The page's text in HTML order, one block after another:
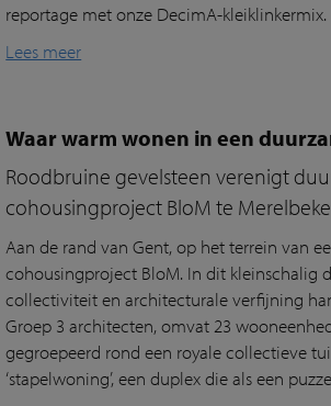
reportage metonze DecimA-kleiklinkermix.
Lees meer
Waar warm wonen in een
Roodbruine gevelsteen verenigt
cohousingproject BloM te Merelbeke
Aan de rand van Gent, op het terrein van
cohousingproject BloM. In dit kleinschalig
collectiviteit en architecturale verfijning
Groep 3 architecten, omvat 23
gegroepeerd rond een royale collectieve
‘stapelwoning’, een duplex die als een